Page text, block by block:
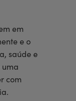
em
e o
saúde e
uma
com